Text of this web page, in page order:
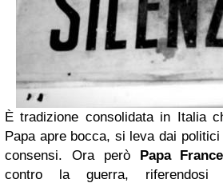
È tradizione consolidata in Italia
Papa apre bocca, si leva dai
consensi. Ora però Papa
contro la guerra, riferendosi